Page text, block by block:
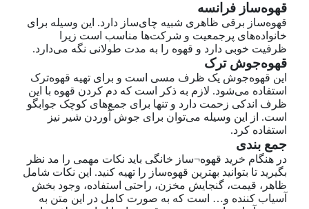
قهوه‌ساز فرانسه
قهوه‌ساز برقی ظاهری شبیه چای‌ساز دارد. این وسیله برای
خانواده‌های پرجمعیت و شرکت‌ها مناسب است زیرا
ظرفیت خوبی دارد و قهوه را به مدت طولانی نگه می‌دارد.
قهوه‌جوش ترک
این قهوه‌جوش یک ظرف مسی است و برای تهیه قهوه‌ترک
استفاده می‌شود. لازم به ذکر است که دم کردن قهوه با این
ظرف اندکی زحمت دارد و تنها برای جمع‌های کوچک جوابگو
است. از این وسیله می‌توان برای جوش آوردن شیر نیز
استفاده کرد.
جمع بندی
در هنگام خرید قهوه¬ساز خانگی باید نکات مهمی را مد نظر
بگیرید تا بتوانید بهترین قهوه‌ساز را تهیه کنید. این نکات شامل
ظاهر، قیمت، گنجایش مخزن، راحتی استفاده، وجود بخش
آسیاب کننده و… است که به صورت کامل در این متن به